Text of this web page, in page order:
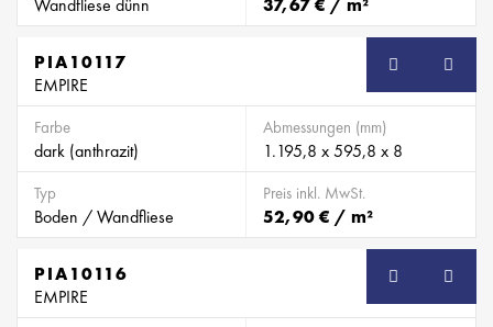
Wandfliese dünn 37,67 € / m²
PIA10117
EMPIRE
Farbe
dark (anthrazit)
Abmessungen (mm)
1.195,8 x 595,8 x 8
Typ
Boden / Wandfliese
Preis inkl. MwSt.
52,90 € / m²
PIA10116
EMPIRE